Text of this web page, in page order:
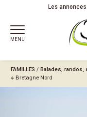
Les
MENU
FAMILLES /Balades,
※ Bretagne Nord